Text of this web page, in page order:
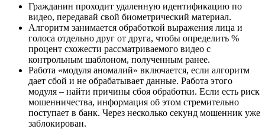
Гражданин проходит удаленную идентификацию по
видео, передавай свой биометрический материал.
Алгоритм занимается обработкой выражения лица и
голоса отдельно друг от друга, чтобы определить %
процент схожести рассматриваемого видео с
контрольным шаблоном, полученным ранее.
Работа «модуля аномалий» включается, если алгоритм
дает сбой и не обрабатывает данные. Работа этого
модуля – найти причины сбоя обработки. Если есть риск
мошенничества, информация об этом стремительно
поступает в банк. Через несколько секунд мошенник уже
заблокирован.